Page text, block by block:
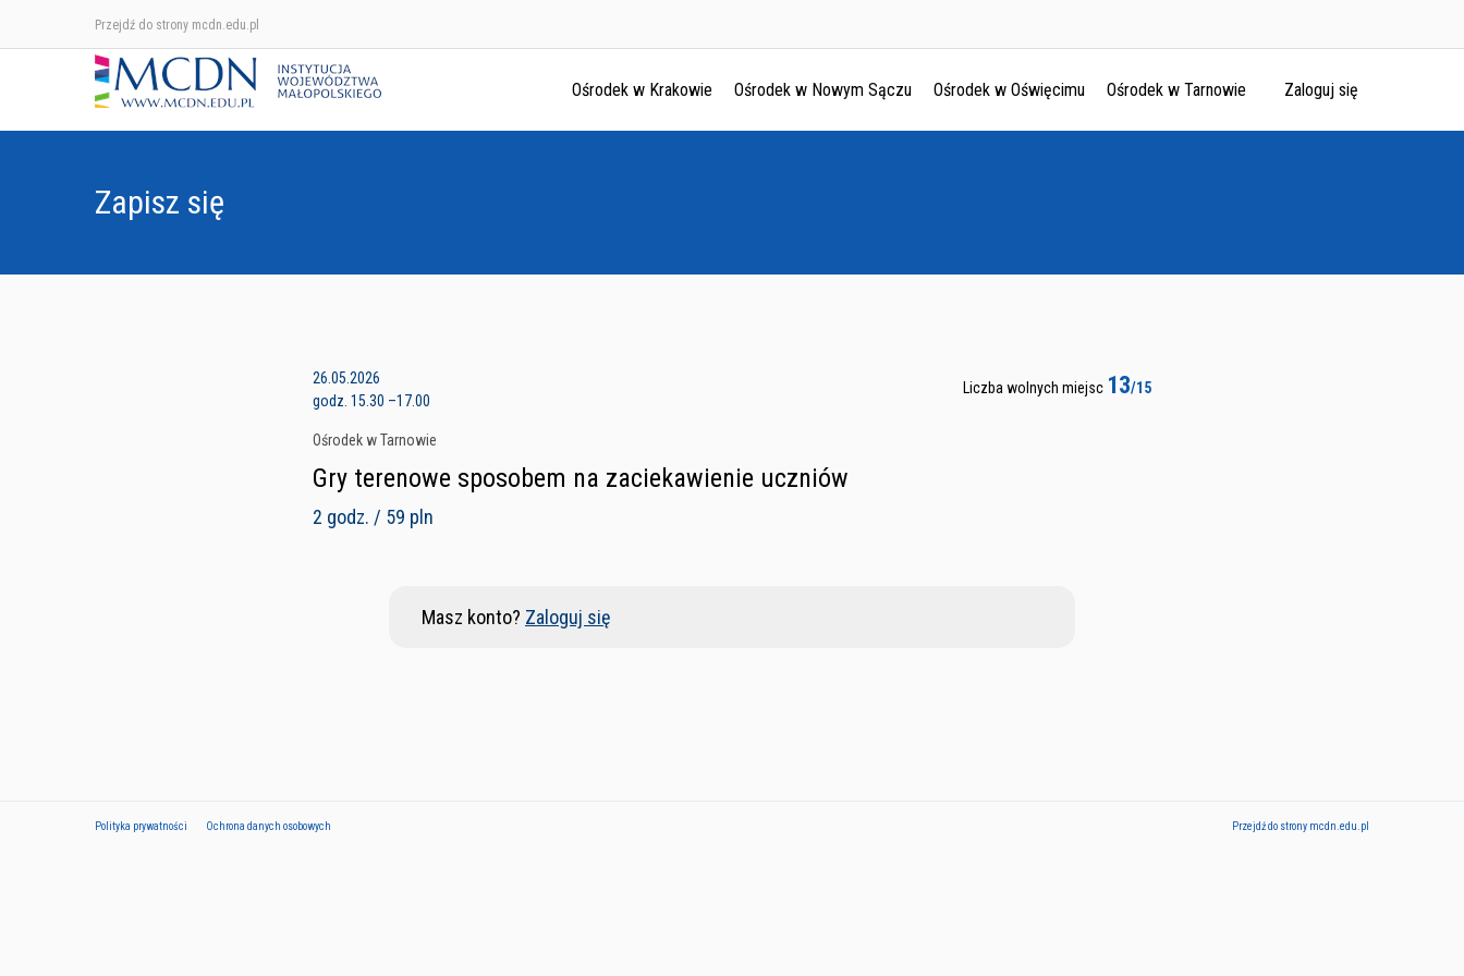
Przejdź do strony mcdn.edu.pl
Ośrodek w Krakowie Ośrodek w Nowym Sączu Ośrodek w Oświęcimu Ośrodek w Tarnowie Zaloguj się
Zapisz się
26.05.2026
godz. 15.30 –17.00
Ośrodek w Tarnowie
Liczba wolnych miejsc 13/15
Gry terenowe sposobem na zaciekawienie uczniów
2 godz. / 59 pln
Masz konto? Zaloguj się
Polityka prywatności Ochrona danych osobowych Przejdź do strony mcdn.edu.pl
Ośrodek w Krakowie